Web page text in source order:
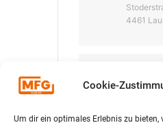
Cookie-
Um dir ein optimales Erlebnis zu bieten,
4461